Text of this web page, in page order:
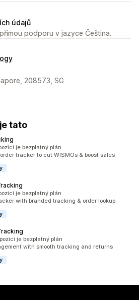
údajů
podporu v jazyce Čeština.
208573, SG
tato
2855
je bezplatný plán
tracker to cut WISMOs & boost sales
1566je bezplatný plán
with branded tracking & order lookup
3838je bezplatný plán
with smooth tracking and returns